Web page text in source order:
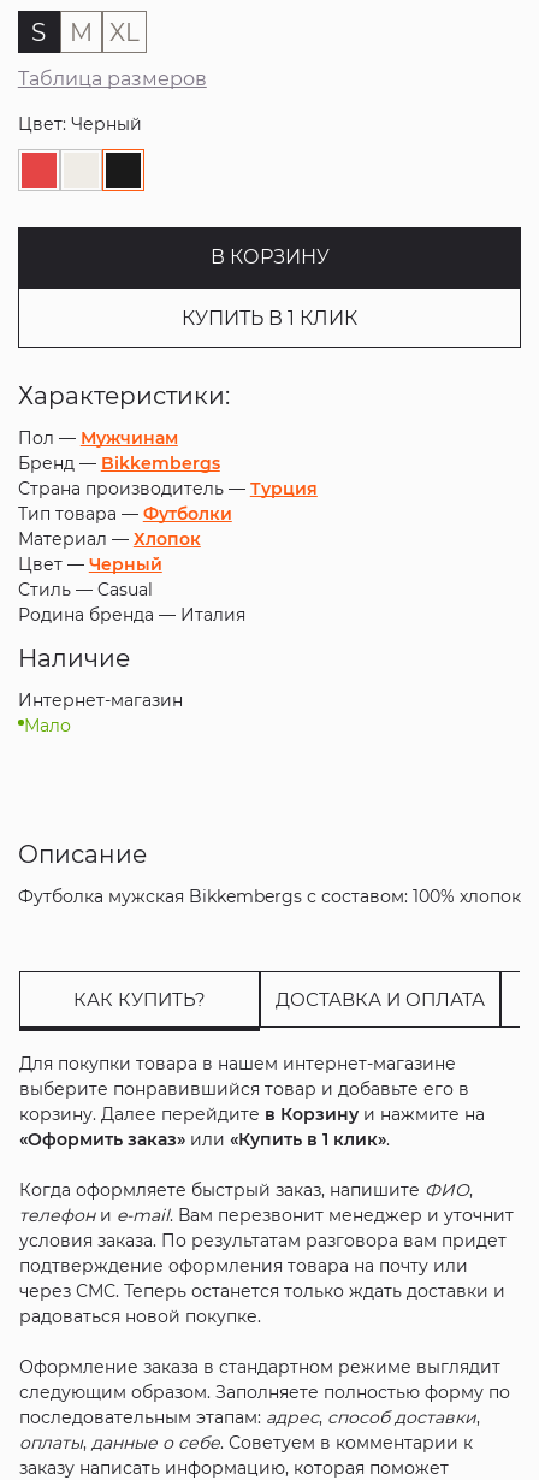
S M XL
Таблица размеров
Цвет: Черный
В КОРЗИНУ
КУПИТЬ В 1 КЛИК
Характеристики:
Пол — Мужчинам
Бренд — Bikkembergs
Страна производитель — Турция
Тип товара — Футболки
Материал — Хлопок
Цвет — Черный
Стиль — Casual
Родина бренда — Италия
Наличие
Интернет-магазин
Мало
Описание
Футболка мужская Bikkembergs с составом: 100% хлопок
КАК КУПИТЬ? ДОСТАВКА И ОПЛАТА
Для покупки товара в нашем интернет-магазине
выберите понравившийся товар и добавьте его в
корзину. Далее перейдите в Корзинуи нажмите на
«Оформить заказ»или «Купить в 1 клик».
Когда оформляете быстрый заказ, напишите ФИО,
телефони e-mail. Вам перезвонит менеджер и уточнит
условия заказа. По результатам разговора вам придет
подтверждение оформления товара на почту или
через СМС. Теперь останется только ждать доставки и
радоваться новой покупке.
Оформление заказа в стандартном режиме выглядит
следующим образом. Заполняете полностью форму по
последовательным этапам: адрес, способ доставки,
оплаты, данные о себе. Советуем в комментарии к
заказу написать информацию, которая поможет